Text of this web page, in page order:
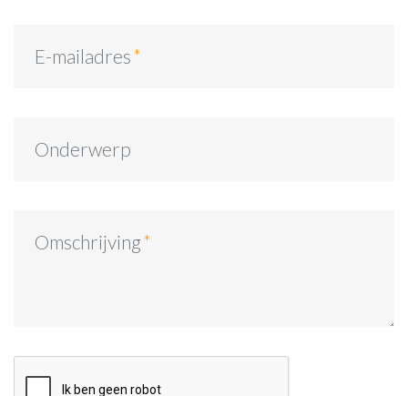
E-mailadres
Onderwerp
Omschrijving